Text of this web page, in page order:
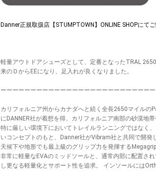
Danner正規取扱店【STUMPTOWN】ONLINE SHOPにて
軽量アウトドアシューズとして、定番となったTRAL
来のＤからEEになり、足入れが良くなりました。
ーーーーーーーーーーーーーーーーーーーーーーーーー
カリフォルニア州からカナダへと続く全長2650マイルの
にDANNER社が着想を得、カリフォルニア南部の砂漠地
特に厳しい環境下においてトレイルランニングではなく
いコンセプトのもと、Danner社がVibram社と共同で開
天候下や地形でも最上級のグリップ力を発揮するMegagrip
非常に軽量なEVAのミッドソールと、通常内部に配置さ
し更なる軽量化とサポート性を追求。 インソールには